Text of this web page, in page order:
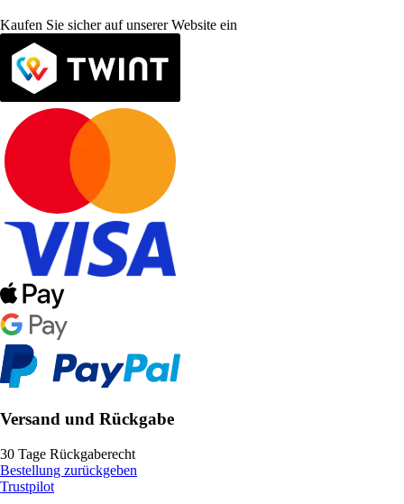
Kaufen Sie sicher auf unserer Website ein
Versand und Rückgabe
30 Tage Rückgaberecht
Bestellung zurückgeben
Trustpilot